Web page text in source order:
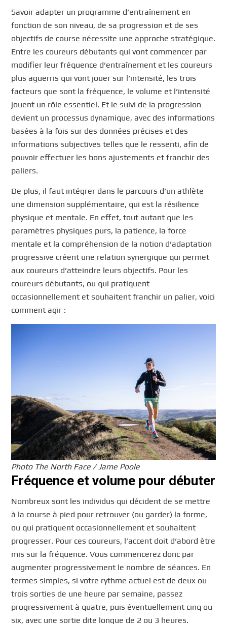
Savoir adapter un programme d’entraînement en
fonction de son niveau, de sa progression et de ses
objectifs de course nécessite une approche stratégique.
Entre les coureurs débutants qui vont commencer par
modifier leur fréquence d’entraînement et les coureurs
plus aguerris qui vont jouer sur l’intensité, les trois
facteurs que sont la fréquence, le volume et l’intensité
jouent un rôle essentiel. Et le suivi de la progression
devient un processus dynamique, avec des informations
basées à la fois sur des données précises et des
informations subjectives telles que le ressenti, afin de
pouvoir effectuer les bons ajustements et franchir des
paliers.
De plus, il faut intégrer dans le parcours d’un athlète
une dimension supplémentaire, qui est la résilience
physique et mentale. En effet, tout autant que les
paramètres physiques purs, la patience, la force
mentale et la compréhension de la notion d’adaptation
progressive créent une relation synergique qui permet
aux coureurs d’atteindre leurs objectifs. Pour les
coureurs débutants, ou qui pratiquent
occasionnellement et souhaitent franchir un palier, voici
comment agir :
Photo The North Face / Jame Poole
Fréquence et volume pour débuter
Nombreux sont les individus qui décident de se mettre
à la course à pied pour retrouver (ou garder) la forme,
ou qui pratiquent occasionnellement et souhaitent
progresser. Pour ces coureurs, l’accent doit d’abord être
mis sur la fréquence. Vous commencerez donc par
augmenter progressivement le nombre de séances. En
termes simples, si votre rythme actuel est de deux ou
trois sorties de une heure par semaine, passez
progressivement à quatre, puis éventuellement cinq ou
six, avec une sortie dite longue de 2 ou 3 heures.